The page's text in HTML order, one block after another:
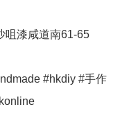
咀漆咸道南61-65
#hkdiy #手作